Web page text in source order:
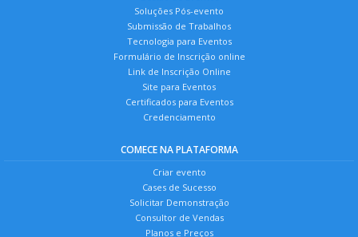
Soluções Pós-evento
Submissão de Trabalhos
Tecnologia para Eventos
Formulário de Inscrição online
Link de Inscrição Online
Site para Eventos
Certificados para Eventos
Credenciamento
COMECE NA PLATAFORMA
Criar evento
Cases de Sucesso
Solicitar Demonstração
Consultor de Vendas
Planos e Preços